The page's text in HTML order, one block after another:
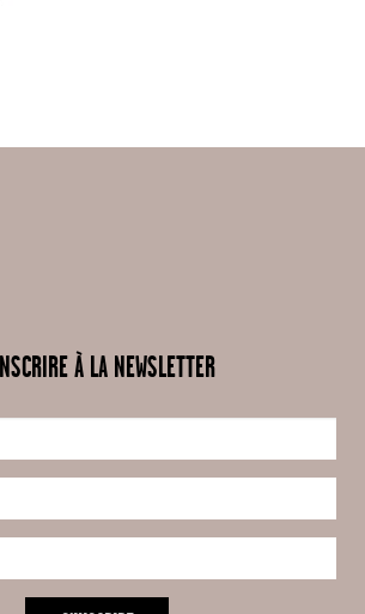
À LA NEWSLETTER